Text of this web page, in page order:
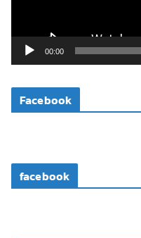
ดี
โ
00:00
Facebook
facebook